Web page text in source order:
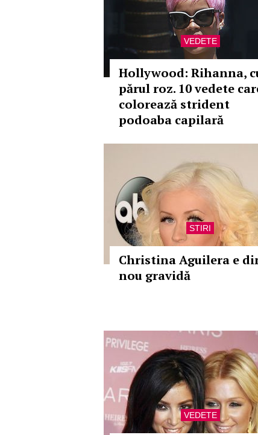
VEDETE
Hollywood: Rihanna,
părul roz. 10 vedete
colorează strident
podoaba capilară
STIRI
Christina Aguilera e
nou gravidă
VEDETE